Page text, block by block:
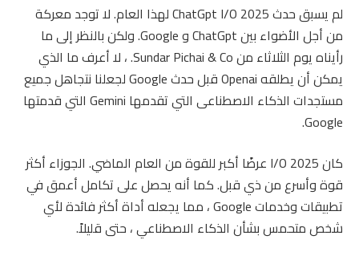
لم يسبق حدث ChatGpt I/O 2025 لهذا العام. لا توجد معركة
من أجل الأضواء بين ChatGpt و Google. ولكن بالنظر إلى ما
رأيناه يوم الثلاثاء من Sundar Pichai & Co. ، لا أعرف ما الذي
يمكن أن يطلقه Openai قبل حدث Google لجعلنا نتجاهل جميع
مستجدات الذكاء الاصطناعى التي تقدمها Gemini التي قدمتها
Google.
كان I/O 2025 عرضًا أكبر للقوة من العام الماضي. الجوزاء أكثر
قوة وأسرع من ذي قبل. كما أنه يحصل على تكامل أعمق في
تطبيقات وخدمات Google ، مما يجعله أداة أكثر فائدة لأي
شخص متحمس بشأن الذكاء الاصطناعي ، حتى قليلاً.